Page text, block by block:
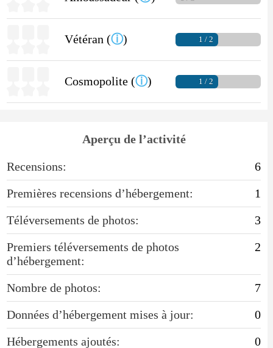
Vétéran (ⓘ) 1 / 2
Cosmopolite (ⓘ) 1 / 2
Aperçu de l’activité
Recensions:
6
Premières recensions d’hébergement:
1
Téléversements de photos:
3
Premiers téléversements de photos
d’hébergement:
2
Nombre de photos:
7
Données d’hébergement mises à jour:
0
Hébergements ajoutés:
0